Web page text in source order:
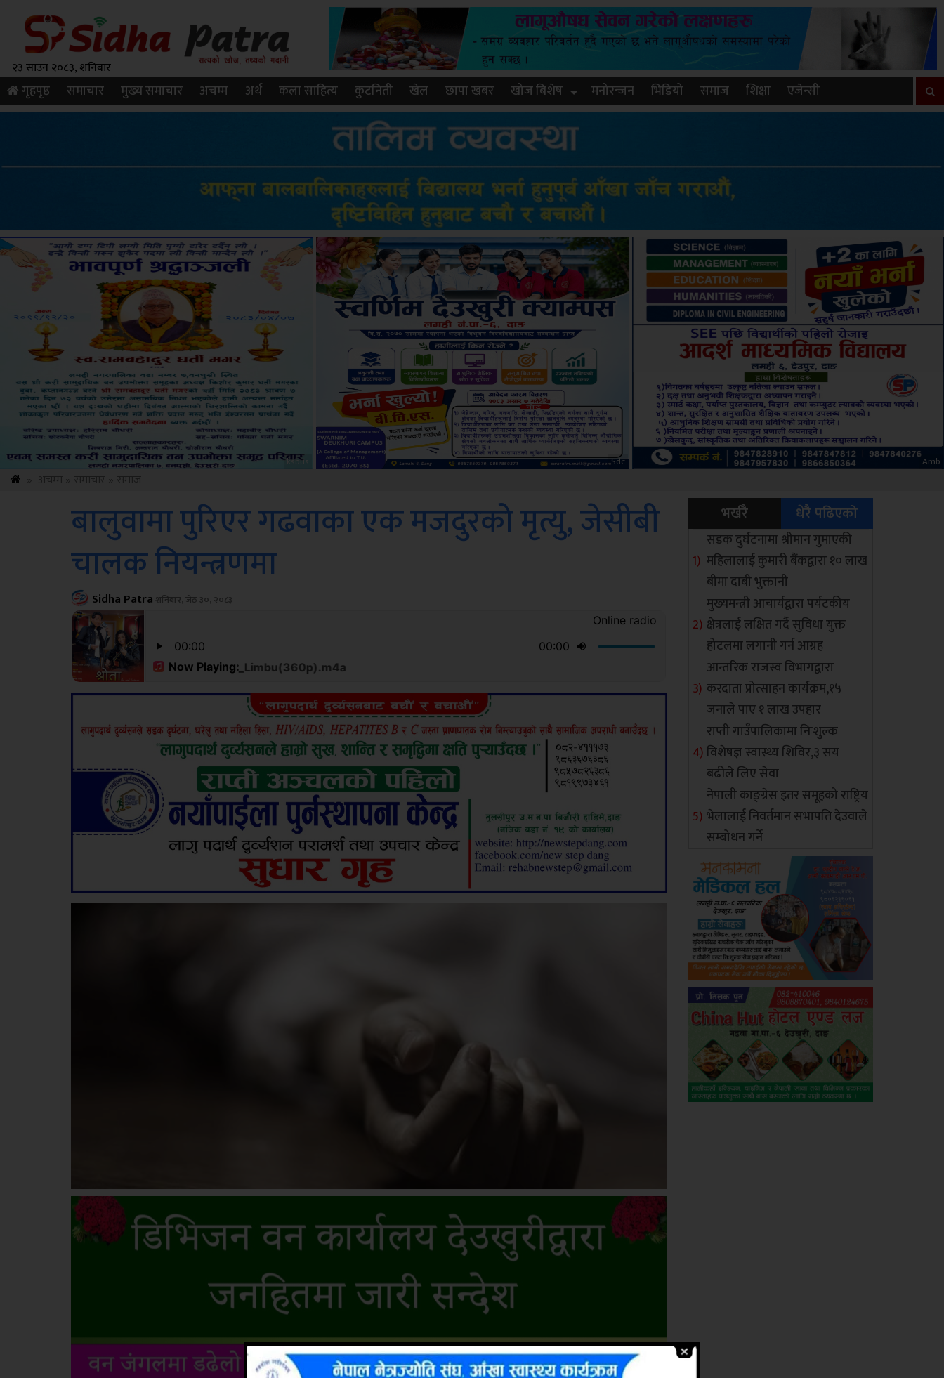
२३ साउन २०८३, शनिबार
गृहपृष्ठ समाचार मुख्य समाचार अचम्म अर्थ कला साहित्य कुटनिती खेल छापा खबर खोज बिशेष मनोरन्जन भिडियो समाज शिक्षा एजेन्सी
Sdc Amb ksbus
बालुवामा पुरिएर गढवाका एक मजदुरको मृत्यु, जेसीबी
चालक नियन्त्रणमा
Sidha Patra शनिबार, जेठ ३०, २०८३
भर्खरै धेरै पढिएको
सडक दुर्घटनामा श्रीमान गुमाएकी
महिलालाई कुमारी बैंकद्वारा १० लाख
बीमा दाबी भुक्तानी
मुख्यमन्त्री आचार्यद्वारा पर्यटकीय
क्षेत्रलाई लक्षित गर्दै सुविधा युक्त
होटलमा लगानी गर्न आग्रह
आन्तरिक राजस्व विभागद्वारा
करदाता प्रोत्साहन कार्यक्रम,१५
जनाले पाए १ लाख उपहार
राप्ती गाउँपालिकामा निःशुल्क
विशेषज्ञ स्वास्थ्य शिविर,३ सय
बढीले लिए सेवा
नेपाली काङ्ग्रेस इतर समूहको राष्ट्रिय
भेलालाई निवर्तमान सभापति देउवाले
सम्बोधन गर्ने